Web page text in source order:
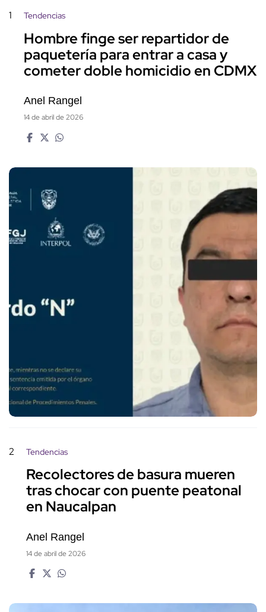
1 Tendencias
Hombre finge ser repartidor de
paquetería para entrar a casa y
cometer doble homicidio en CDMX
Anel Rangel
14 de abril de 2026
2 Tendencias
Recolectores de basura mueren
tras chocar con puente peatonal
en Naucalpan
Anel Rangel
14 de abril de 2026